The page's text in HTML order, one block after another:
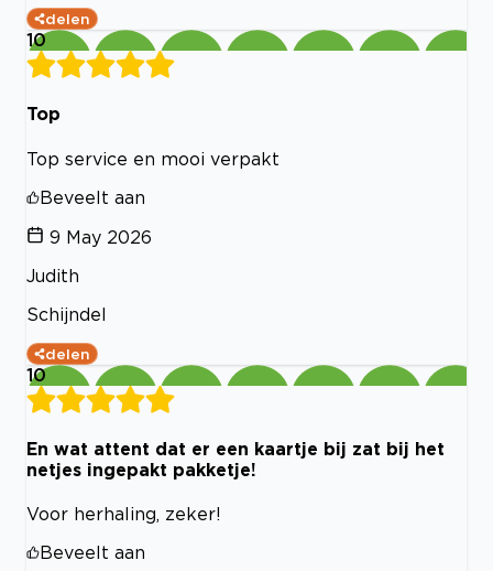
delen
10
Top
Top service en mooi verpakt
Beveelt aan
9 May 2026
Judith
Schijndel
delen
10
En wat attent dat er een kaartje bij zat bij het
netjes ingepakt pakketje!
Voor herhaling, zeker!
Beveelt aan